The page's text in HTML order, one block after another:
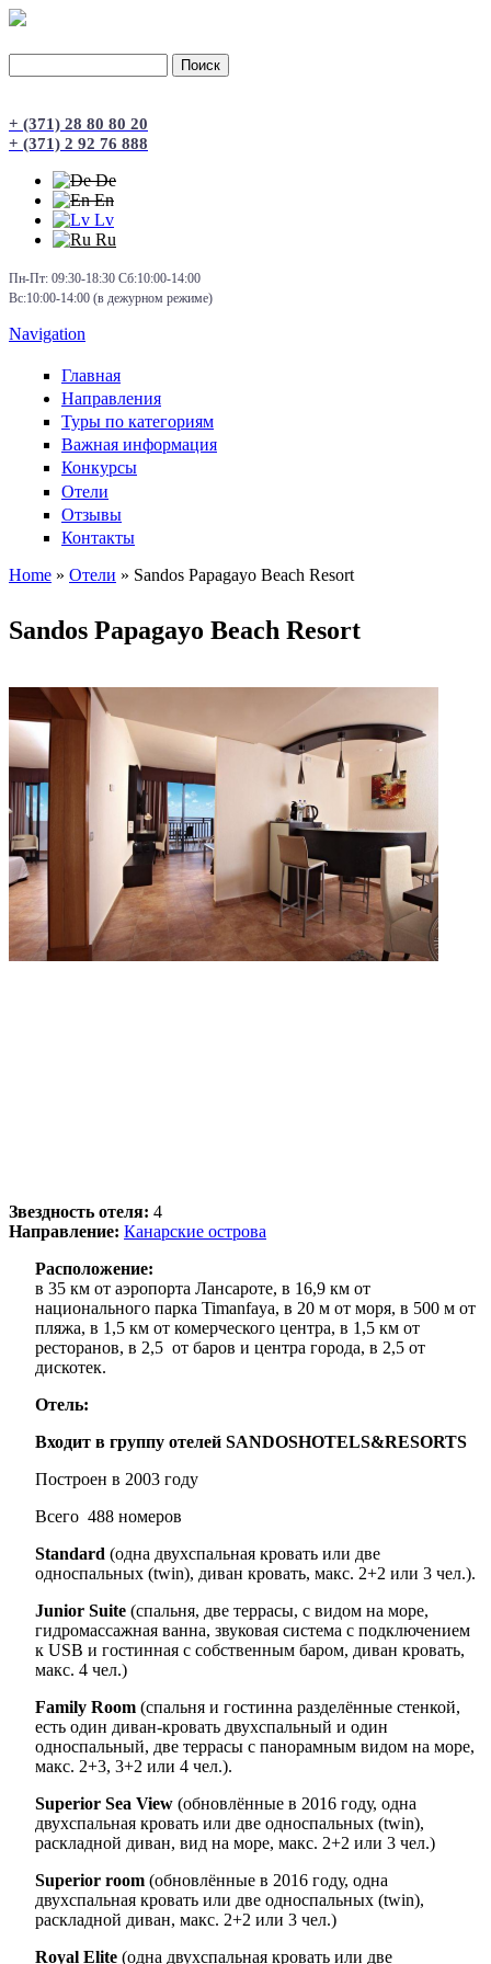
+ (371) 28 80 80 20
+ (371) 2 92 76 888
De
En
Lv
Ru
Пн-Пт: 09:30-18:30 Сб:10:00-14:00
Вс:10:00-14:00 (в дежурном режиме)
Navigation
Главная
Направления
Туры по категориям
Важная информация
Конкурсы
Отели
Отзывы
Контакты
Home » Отели » Sandos Papagayo Beach Resort
Sandos Papagayo Beach Resort
Звездность отеля: 4
Направление: Канарские острова
Расположение:
в 35 км от аэропорта Лансароте, в 16,9 км от
национального парка Timanfaya, в 20 м от моря, в 500 м от
пляжа, в 1,5 км от комерческого центра, в 1,5 км от
ресторанов, в 2,5 от баров и центра города, в 2,5 от
дискотек.
Отель:
Входит в группу отелей SANDOSHOTELS&RESORTS
Построен в 2003 году
Всего 488 номеров
Standard (одна двухспальная кровать или две
односпальных (twin), диван кровать, макс. 2+2 или 3 чел.).
Junior Suite (cпальня, две террасы, с видом на море,
гидромассажная ванна, звуковая система с подключением
к USB и гостинная с собственным баром, диван кровать,
макс. 4 чел.)
Family Room (спальня и гостинна разделённые стенкой,
есть один диван-кровать двухспальный и один
односпальный, две террасы с панорамным видом на море,
макс. 2+3, 3+2 или 4 чел.).
Superior Sea View (обновлённые в 2016 году, одна
двухспальная кровать или две односпальных (twin),
раскладной диван, вид на море, макс. 2+2 или 3 чел.)
Superior room (обновлённые в 2016 году, одна
двухспальная кровать или две односпальных (twin),
раскладной диван, макс. 2+2 или 3 чел.)
Royal Elite (одна двухспальная кровать или две